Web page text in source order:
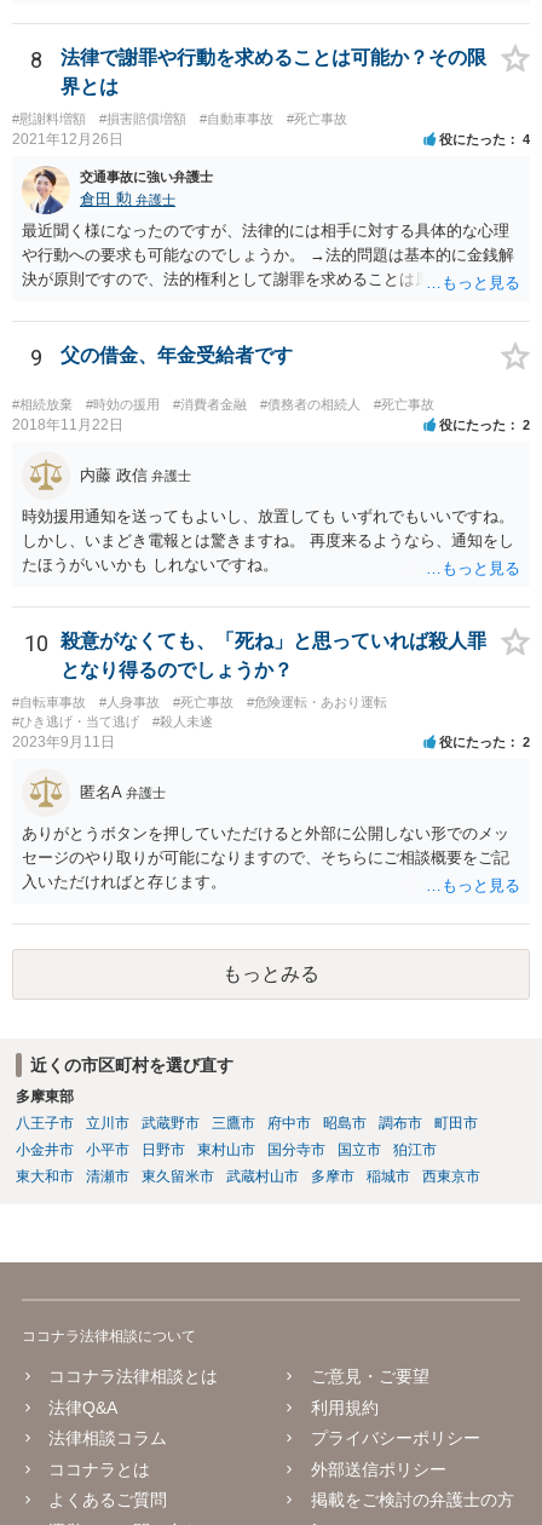
相手方の言い分は通るのでしょうか？ 勿論、正式に支払い拒否となれ
ば、裁判になると思いますが、勝算はありますか？ →共済組合の対応
はやや硬直的なように感じますが、相手方の言い分が通るか、そして
その裏返しとして裁判での勝算があるかは、共済約款などに規定され
ている給付金の支給要件や、証拠の有無によってきますので、この掲
示板では最終的な回答というのは難しいと思われます。 金額も大き
く、非常に重要な件かと思いますので、今後の方針の検討も含め一度
面談にて法律相談をされることをおすすめします。
8
法律で謝罪や行動を求めることは可能か？その限
界とは
#慰謝料増額 #損害賠償増額 #自動車事故 #死亡事故
2021年12月26日 役にたった 4
交通事故に強い弁護士
倉田 勲 弁護士
最近聞く様になったのですが、法律的には相手に対する具体的な心理
や行動への要求も可能なのでしょうか。 →法的問題は基本的に金銭解
決が原則ですので、法的権利として謝罪を求めることは原則としてで
書に相手の合意の下で謝罪の文言を入れることはあります。それ以上
に相手に謝罪を強制することはできません。
9 父の借金、年金受給者です
#相続放棄 #時効の援用 #消費者金融 #債務者の相続人 #死亡事故
2018年11月22日 役にたった 2
内藤 政信 弁護士
時効援用通知を送ってもよいし、放置しても いずれでもいいですね。
しかし、いまどき電報とは驚きますね。 再度来るようなら、通知をし
たほうがいいかも しれないですね。
10
殺意がなくても、「死ね」と思っていれば殺人罪
となり得るのでしょうか？
#自転車事故 #人身事故 #死亡事故
#危険運転・あおり運転
#ひき逃げ・当て逃げ
#殺人未遂
2023年9月11日 役にたった 2
匿名A 弁護士
ありがとうボタンを押していただけると外部に公開しない形でのメッ
セージのやり取りが可能になりますので、そちらにご相談概要をご記
入いただければと存じます。
もっとみる
近くの市区町村を選び直す
多摩東部
八王子市
立川市 武蔵野市 三鷹市 府中市 昭島市 調布市
町田市
小金井市
小平市 日野市 東村山市 国分寺市 国立市
狛江市
東大和市
清瀬市 東久留米市 武蔵村山市 多摩市 稲城市 西東京市
ココナラ法律相談について
ココナラ法律相談とは
法律Q&A
法律相談コラム
ココナラとは
よくあるご質問
ご意見・ご要望
利用規約
プライバシーポリシー
外部送信ポリシー
掲載をご検討の弁護士の方